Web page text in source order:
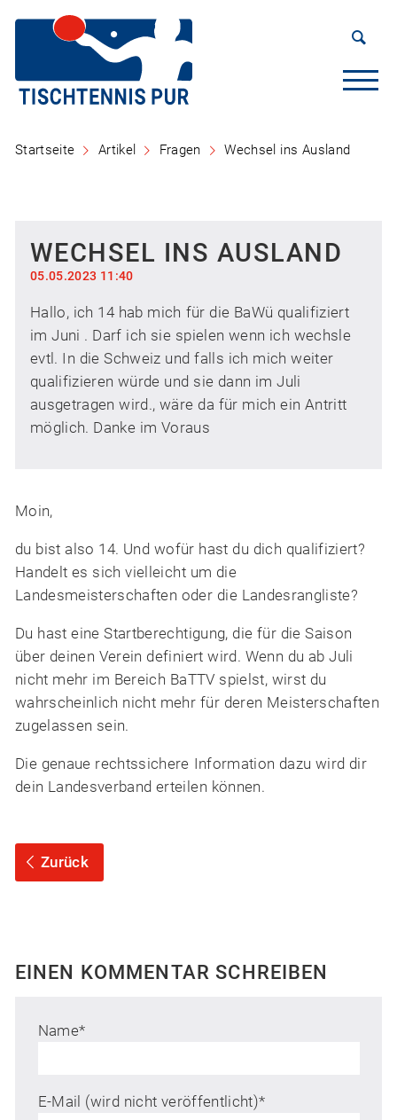
Startseite Artikel Fragen Wechsel ins Ausland
WECHSEL INS AUSLAND
05.05.2023 11:40
Hallo, ich 14 hab mich für die BaWü qualifiziert
im Juni . Darf ich sie spielen wenn ich wechsle
evtl. In die Schweiz und falls ich mich weiter
qualifizieren würde und sie dann im Juli
ausgetragen wird., wäre da für mich ein Antritt
möglich. Danke im Voraus
Moin,
du bist also 14. Und wofür hast du dich qualifiziert?
Handelt es sich vielleicht um die
Landesmeisterschaften oder die Landesrangliste?
Du hast eine Startberechtigung, die für die Saison
über deinen Verein definiert wird. Wenn du ab Juli
nicht mehr im Bereich BaTTV spielst, wirst du
wahrscheinlich nicht mehr für deren Meisterschaften
zugelassen sein.
Die genaue rechtssichere Information dazu wird dir
dein Landesverband erteilen können.
Zurück
EINEN KOMMENTAR SCHREIBEN
Name*
E-Mail (wird nicht veröffentlicht)*